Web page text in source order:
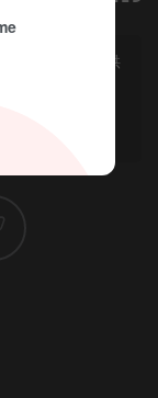
网友投稿，仅供
善的服务；若
您带来的不便